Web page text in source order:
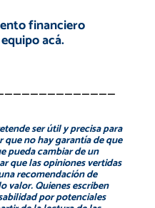
financiero
acá.
ser útil y precisa para
no hay garantía de que
pueda cambiar de un
que las opiniones vertidas
recomendación de
valor. Quienes escriben
por potenciales